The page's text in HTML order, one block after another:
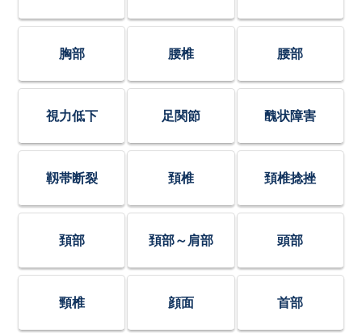
胸部 腰椎 腰部
視力低下 足関節 醜状障害
靱帯断裂 頚椎 頚椎捻挫
頚部 頚部～肩部 頭部
頸椎 顔面 首部